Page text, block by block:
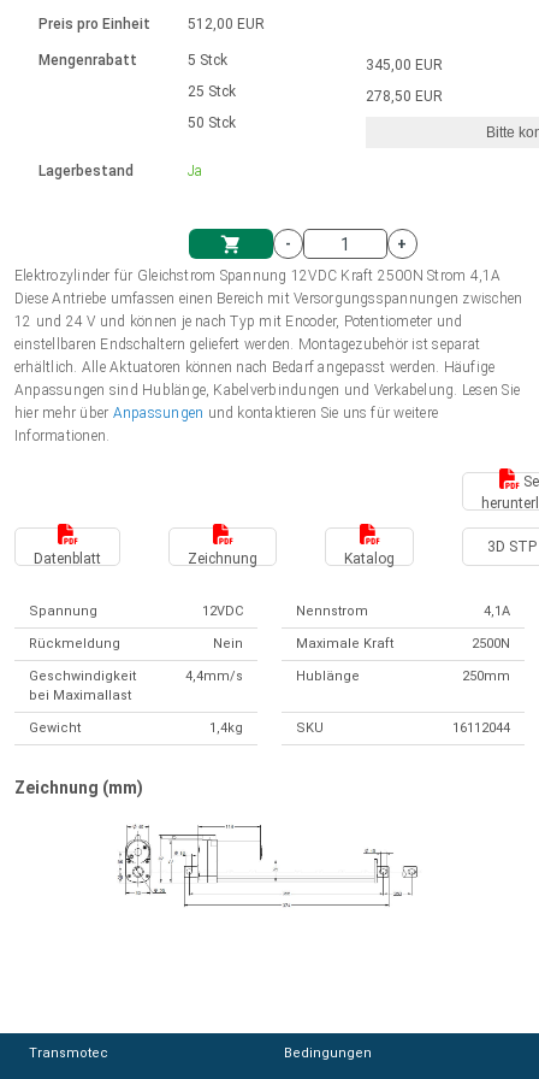
Einheitssystem
Einkaufswagen
Hubmagnete
230 - 50 Hz | 110 - 60 Hz
Drehzahlregelung für die AIS-Serie
Bürstenlose Gleichstrommotoren
mit Planetengetriebe und internem
Ø 28-42| 1-1400 rpm | <= 290Ncm
Bürstenlose DC Motor Controller
Gleichstrommotoren mit
Schneckengetriebe und Bürsten
Ø43-124mm | 31-425rpm | ≤ 41Nm
Treiber für Gleichstrommotoren mit
Synchron-Asynchron | für 1-4 Elektrozylinder
Synchron-Asynchron | für 1-4 Elektrozylinder
Français (EUR)
Polski (EUR)
Norsk (NOK)
Suomi (EUR)
Preis pro Einheit
Mengenrabatt
Lagerbestand
512,00 EUR
5 Stck
25 Stck
50 Stck
Ja
345,00 EUR
278,50 EUR
Bitte
-
+
Elektrozylinder für Gleichstrom Spannung 12VDC Kraft 2500N Strom 4,1A
Diese Antriebe umfassen einen Bereich mit Versorgungsspannungen zwischen
12 und 24 V und können je nach Typ mit Encoder, Potentiometer und
einstellbaren Endschaltern geliefert werden. Montagezubehör ist separat
erhältlich. Alle Aktuatoren können nach Bedarf angepasst werden. Häufige
Anpassungen sind Hublänge, Kabelverbindungen und Verkabelung. Lesen Sie
hier mehr über Anpassungen und kontaktieren Sie uns für weitere
Informationen.
Datenblatt Zeichnung Katalog
3D STP
Spannung 12VDC Nennstrom 4,1A
Rückmeldung Nein Maximale Kraft 2500N
Geschwindigkeit
bei Maximallast
4,4mm/s Hublänge 250mm
Gewicht 1,4kg SKU 16112044
Zeichnung (mm)
Transmotec Bedingungen
Transmotec Bedingungen